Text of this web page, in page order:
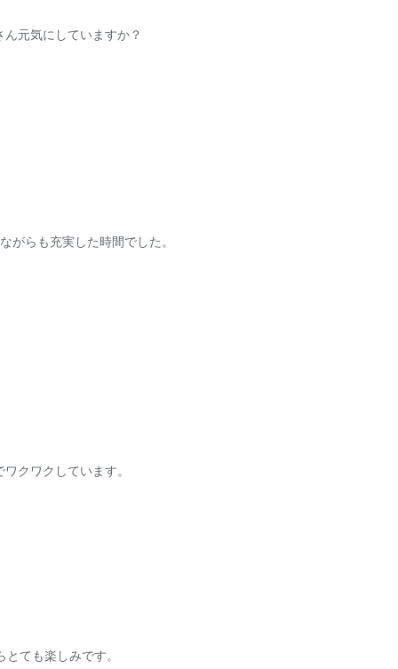
元気にしていますか？
がらも充実した時間でした。
クワクしています。
ても楽しみです。